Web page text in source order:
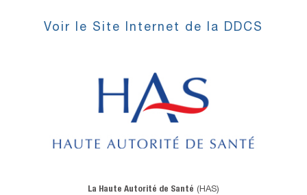
Voir le Site Internet de la DDCS
La Haute Autorité de Santé (HAS)